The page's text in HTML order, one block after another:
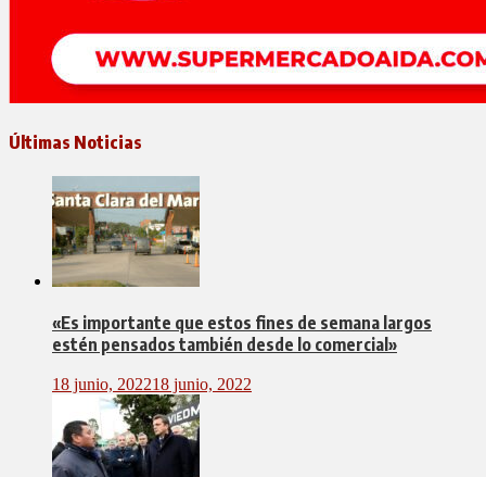
Últimas Noticias
«Es importante que estos fines de semana largos
estén pensados también desde lo comercial»
18 junio, 202218 junio, 2022